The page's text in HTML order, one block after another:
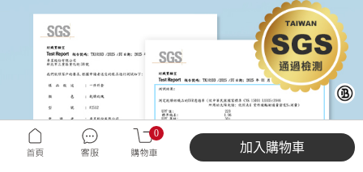
0
加入購物車